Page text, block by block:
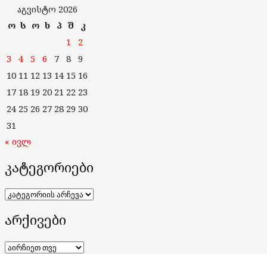
აგვისტო 2026
ო ს ო ხ პ შ
კ
1
2
3
4 5 6 7 8 9
10 11 12 13 14 15 16
17 18 19 20 21 22 23
24 25 26 27 28 29 30
31
« ივლ
კატეგორიები
კატეგორიები
არქივები
არქივები